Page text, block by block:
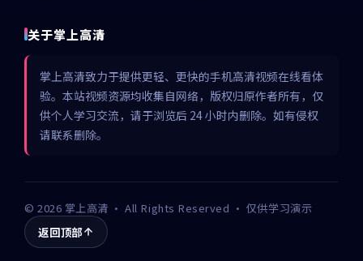
关于掌上高清
掌上高清致力于提供更轻、更快的手机高清视频在线看体
验。本站视频资源均收集自网络，版权归原作者所有，仅
供个人学习交流，请于浏览后 24 小时内删除。如有侵权
请联系删除。
©2026 掌上高清 · All Rights Reserved · 仅供学习演示
返回顶部